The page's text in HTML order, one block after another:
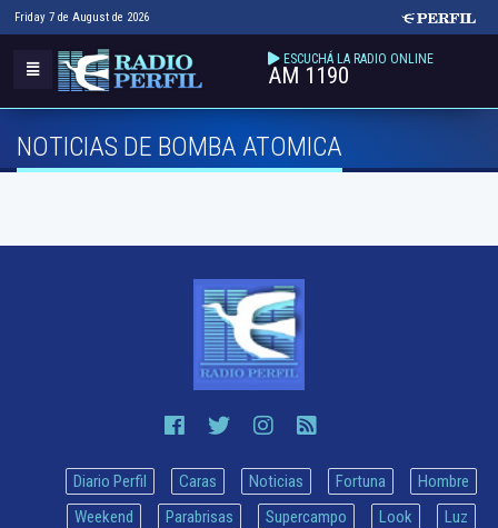
Friday 7 de August de 2026
ESCUCHÁ LA RADIO ONLINE
AM 1190
NOTICIAS DE BOMBA ATOMICA
Diario Perfil Caras Noticias Fortuna
Hombre
Weekend
Parabrisas Supercampo Look
Luz